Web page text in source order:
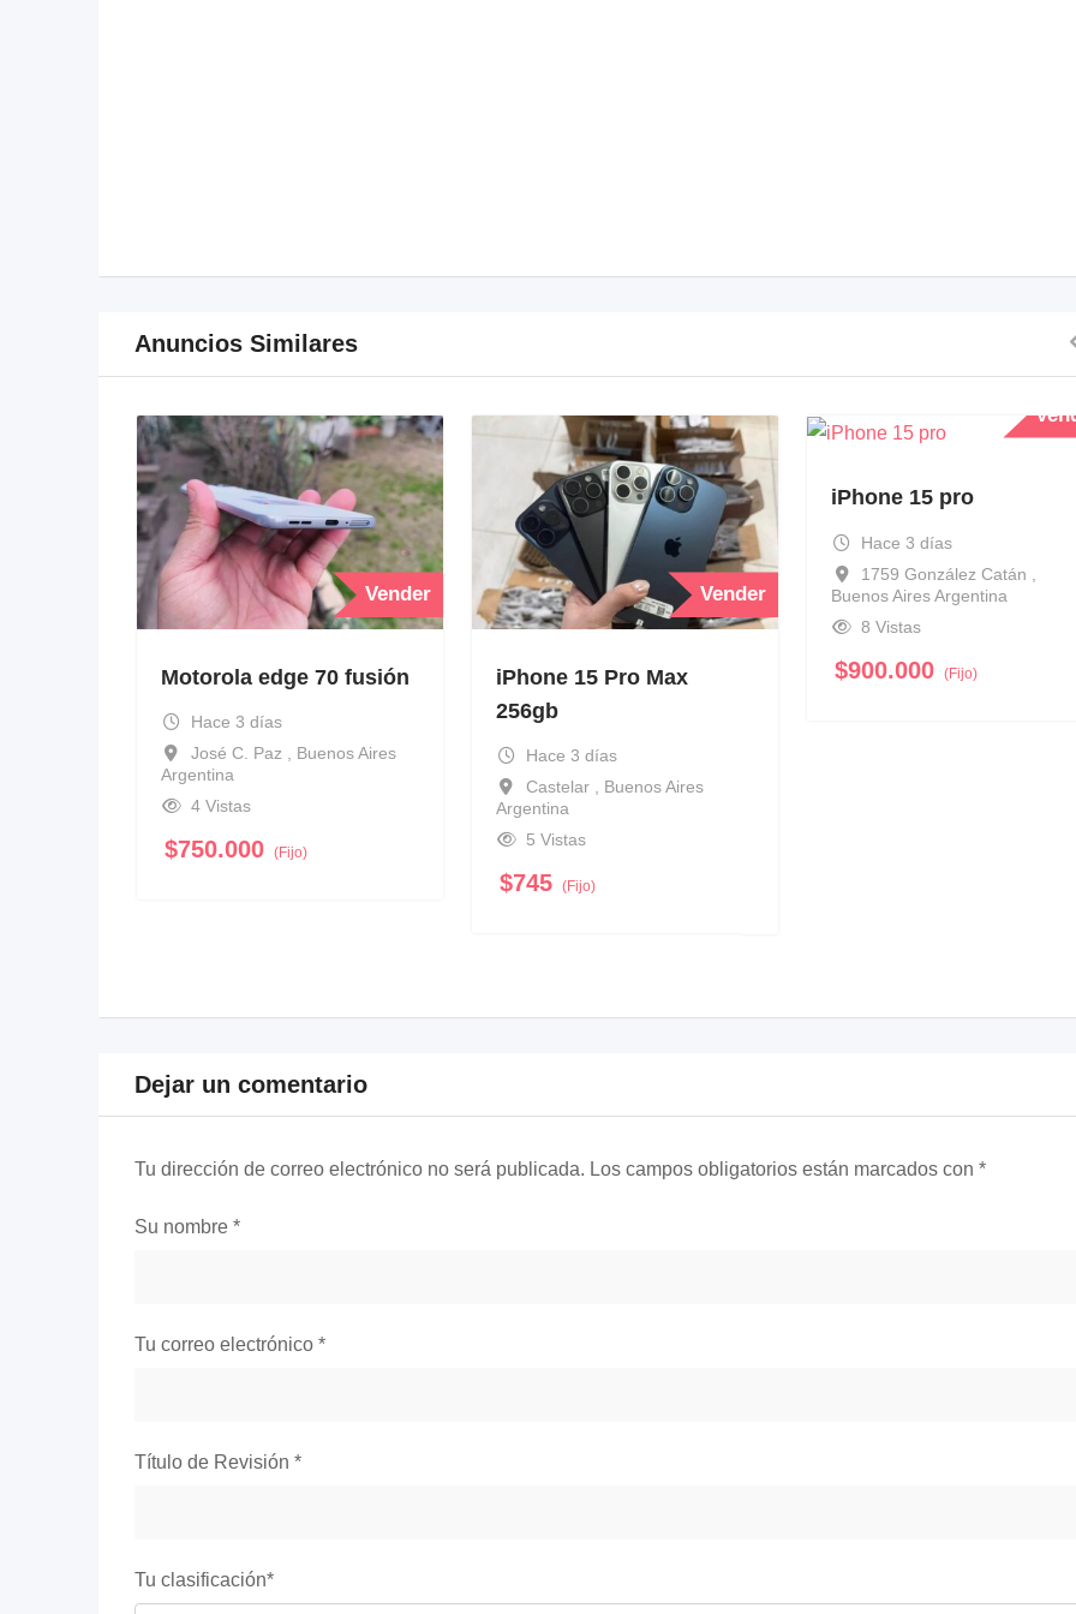
Anuncios Similares
Vender
Motorola edge 70 fusión
Hace 3 días
José C. Paz , Buenos Aires
Argentina
4 Vistas
$750.000 (Fijo)
Vender
iPhone 15 Pro Max
256gb
Hace 3 días
Castelar , Buenos Aires
Argentina
5 Vistas
$745 (Fijo)
iPhone 15 pro
Hace 3 días
1759 González Catán ,
Buenos Aires Argentina
8 Vistas
$900.000 (Fijo)
Dejar un comentario
Tu dirección de correo electrónico no será publicada. Los campos obligatorios están marcados con *
Su nombre *
Tu correo electrónico *
Título de Revisión *
Tu clasificación*